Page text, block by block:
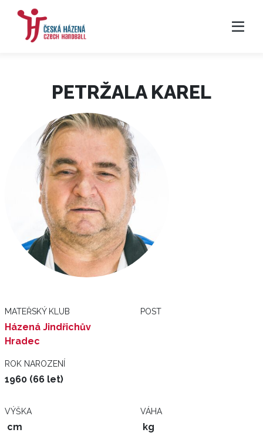
PETRŽALA KAREL
MATEŘSKÝ KLUB
Házená Jindřichův
Hradec
POST
ROK NAROZENÍ
1960 (66 let)
VÝŠKA
cm
VÁHA
kg